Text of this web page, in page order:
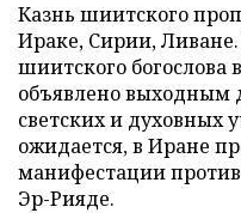
Казнь шиитского
Ираке, Сирии, Ливане.
шиитского богослова
объявлено выходным
светских и духовных
ожидается, в Иране
манифестации
Эр-Рияде.